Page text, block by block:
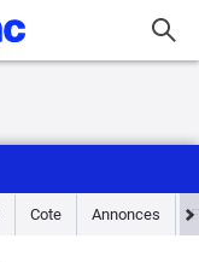
Cote Annonces